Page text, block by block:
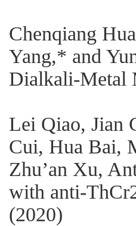
Chenqiang
Yang,* and
Dialkali-Metal
Lei Qiao, Jian
Cui, Hua Bai,
Zhu’an Xu,
with anti-
(2020)